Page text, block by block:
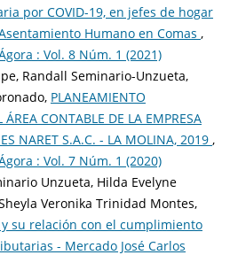
por COVID-19, en jefes de hogar
Humano en Comas ,
: Vol. 8 Núm. 1 (2021)
Randall Seminario-Unzueta,
PLANEAMIENTO
CONTABLE DE LA EMPRESA
NARET S.A.C. - LA MOLINA, 2019 ,
: Vol. 7 Núm. 1 (2020)
Unzueta, Hilda Evelyne
Veronika Trinidad Montes,
su relación con el cumplimiento
- Mercado José Carlos